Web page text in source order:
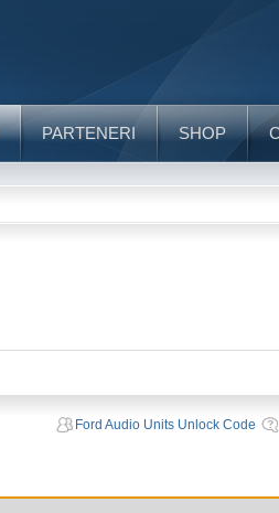
PARTENERI SHOP
Ford Audio Units Unlock Code